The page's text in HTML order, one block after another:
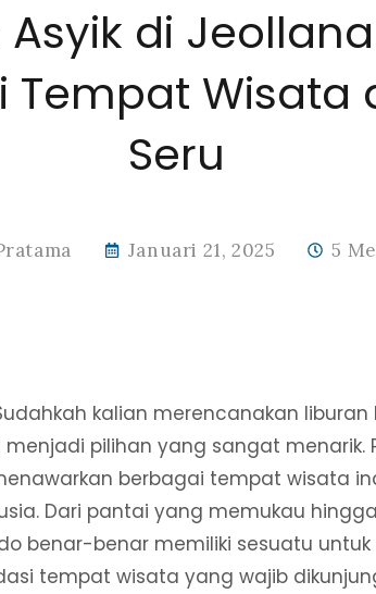
Asyik di
Tempat Wisata
Seru
Januari 21, 2025 5
kalian merencanakan liburan
pilihan yang sangat menarik.
berbagai tempat wisata
Dari pantai yang memukau
benar-benar memiliki sesuatu untuk
tempat wisata yang wajib